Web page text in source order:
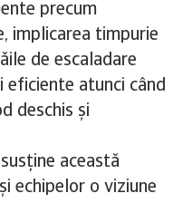
precum
implicarea timpurie
de escaladare
eficiente atunci când
deschis și
această
echipelor o viziune